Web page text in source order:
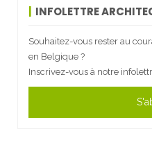
INFOLETTRE
Souhaitez-vous rester au
en Belgique ?
Inscrivez-vous à notre